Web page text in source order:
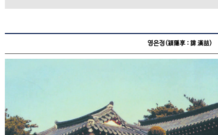
영은정(潁隱享 : 諱 漢喆)